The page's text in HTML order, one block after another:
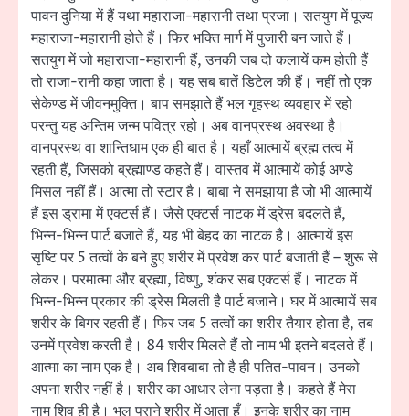
पावन दुनिया में हैं यथा महाराजा-महारानी तथा प्रजा। सतयुग में पूज्य
महाराजा-महारानी होते हैं। फिर भक्ति मार्ग में पुजारी बन जाते हैं।
सतयुग में जो महाराजा-महारानी हैं, उनकी जब दो कलायें कम होती हैं
तो राजा-रानी कहा जाता है। यह सब बातें डिटेल की हैं। नहीं तो एक
सेकेण्ड में जीवनमुक्ति। बाप समझाते हैं भल गृहस्थ व्यवहार में रहो
परन्तु यह अन्तिम जन्म पवित्र रहो। अब वानप्रस्थ अवस्था है।
वानप्रस्थ वा शान्तिधाम एक ही बात है। यहाँ आत्मायें ब्रह्म तत्व में
रहती हैं, जिसको ब्रह्माण्ड कहते हैं। वास्तव में आत्मायें कोई अण्डे
मिसल नहीं हैं। आत्मा तो स्टार है। बाबा ने समझाया है जो भी आत्मायें
हैं इस ड्रामा में एक्टर्स हैं। जैसे एक्टर्स नाटक में ड्रेस बदलते हैं,
भिन्न-भिन्न पार्ट बजाते हैं, यह भी बेहद का नाटक है। आत्मायें इस
सृष्टि पर 5 तत्वों के बने हुए शरीर में प्रवेश कर पार्ट बजाती हैं – शुरू से
लेकर। परमात्मा और ब्रह्मा, विष्णु, शंकर सब एक्टर्स हैं। नाटक में
भिन्न-भिन्न प्रकार की ड्रेस मिलती है पार्ट बजाने। घर में आत्मायें सब
शरीर के बिगर रहती हैं। फिर जब 5 तत्वों का शरीर तैयार होता है, तब
उनमें प्रवेश करती है। 84 शरीर मिलते हैं तो नाम भी इतने बदलते हैं।
आत्मा का नाम एक है। अब शिवबाबा तो है ही पतित-पावन। उनको
अपना शरीर नहीं है। शरीर का आधार लेना पड़ता है। कहते हैं मेरा
नाम शिव ही है। भल पुराने शरीर में आता हूँ। इनके शरीर का नाम